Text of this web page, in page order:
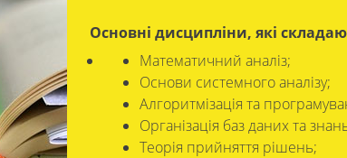
Основні дисципліни, які
Математичний аналіз;
Основи системного аналізу;
Алгоритмізація та
Організація баз даних та
Теорія прийняття рішень;